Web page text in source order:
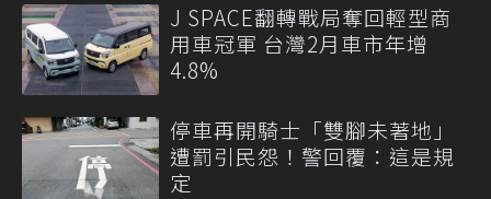
J SPACE翻轉戰局奪回輕型商
用車冠軍 台灣2月車市年增
4.8%
停車再開騎士「雙腳未著地」
遭罰引民怨！警回覆：這是規
定